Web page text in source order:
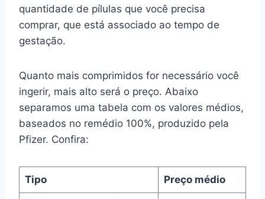
quantidade de pílulas que você precisa
comprar, que está associado ao tempo de
gestação.
Quanto mais comprimidos for necessário você
ingerir, mais alto será o preço. Abaixo
separamos uma tabela com os valores médios,
baseados no remédio 100%, produzido pela
Pfizer. Confira:
Tipo Preço médio